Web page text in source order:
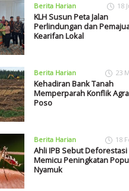
Berita Harian 18
KLH Susun Peta Jalan
Perlindungan dan
Kearifan Lokal
Berita Harian 23
Kehadiran Bank Tanah
Memperparah Konflik
Poso
Berita Harian 18
Ahli IPB Sebut Deforestasi
Memicu Peningkatan
Nyamuk